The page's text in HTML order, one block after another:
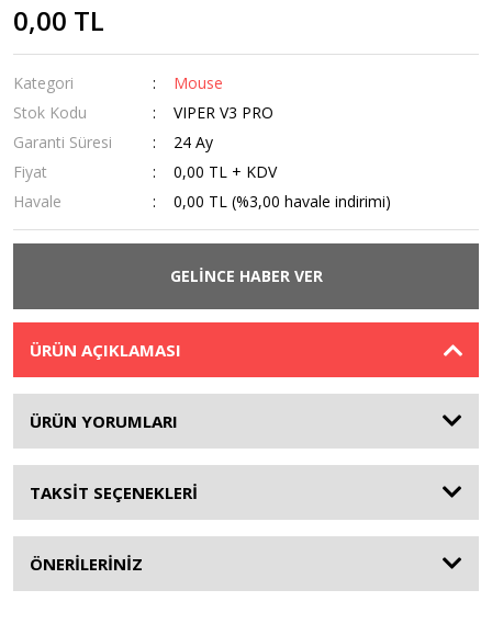
0,00 TL
Kategori
Mouse
Stok Kodu
VIPER V3 PRO
Garanti Süresi
24 Ay
Fiyat
0,00 TL + KDV
Havale
0,00 TL (%3,00 havale indirimi)
GELİNCE HABER VER
ÜRÜN AÇIKLAMASI
ÜRÜN YORUMLARI
TAKSİT SEÇENEKLERİ
ÖNERİLERİNİZ